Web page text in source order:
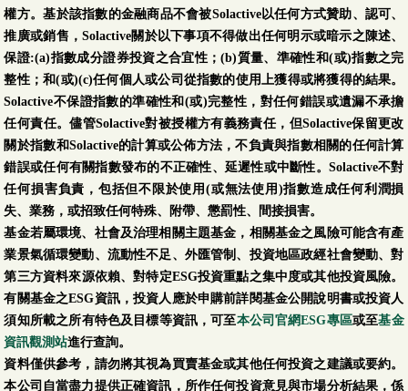
權方。基於該指數的金融商品不會被Solactive以任何方式贊助、認可、
推廣或銷售，Solactive關於以下事項不得做出任何明示或暗示之陳述、
保證:(a)指數成分證券投資之合宜性；(b)質量、準確性和(或)指數之完
整性；和(或)(c)任何個人或公司從指數的使用上獲得或將獲得的結果。
Solactive不保證指數的準確性和(或)完整性，對任何錯誤或遺漏不承擔
任何責任。儘管Solactive對被授權方有義務責任，但Solactive保留更改
關於指數和Solactive的計算或公佈方法，不負責與指數相關的任何計算
錯誤或任何有關指數發布的不正確性、延遲性或中斷性。Solactive不對
任何損害負責，包括但不限於使用(或無法使用)指數造成任何利潤損
失、業務，或招致任何特殊、附帶、懲罰性、間接損害。
基金若屬環境、社會及治理相關主題基金，相關基金之風險可能含有產
業景氣循環變動、流動性不足、外匯管制、投資地區政經社會變動、對
第三方資料來源依賴、對特定ESG投資重點之集中度或其他投資風險。
有關基金之ESG資訊，投資人應於申購前詳閱基金公開說明書或投資人
須知所載之所有特色及目標等資訊，可至本公司官網ESG專區或至基金
資訊觀測站進行查詢。
資料僅供參考，請勿將其視為買賣基金或其他任何投資之建議或要約。
本公司自當盡力提供正確資訊，所作任何投資意見與市場分析結果，係